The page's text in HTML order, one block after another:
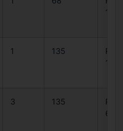
14
1 135
14
3 135
6-1